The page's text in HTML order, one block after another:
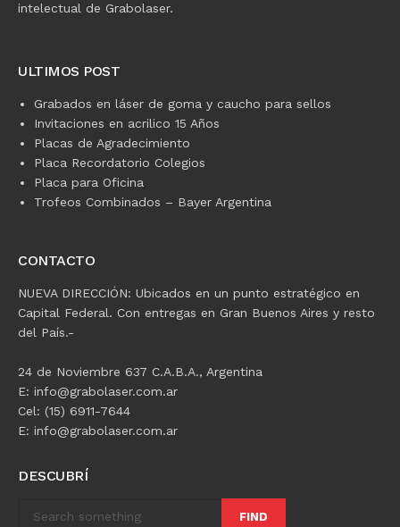
intelectual de Grabolaser.
ULTIMOS POST
Grabados en láser de goma y caucho para sellos
Invitaciones en acrilico 15 Años
Placas de Agradecimiento
Placa Recordatorio Colegios
Placa para Oficina
Trofeos Combinados – Bayer Argentina
CONTACTO
NUEVA DIRECCIÓN: Ubicados en un punto estratégico en
Capital Federal. Con entregas en Gran Buenos Aires y resto
del País.-
24 de Noviembre 637 C.A.B.A., Argentina
E: info@grabolaser.com.ar
Cel: (15) 6911-7644
E: info@grabolaser.com.ar
DESCUBRÍ
FIND